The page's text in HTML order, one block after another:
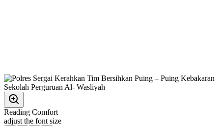
Reading Comfort
adjust the font size